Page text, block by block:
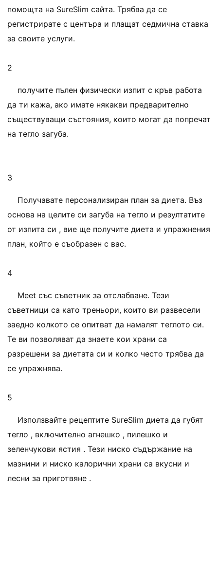
помощта на SureSlim сайта. Трябва да се
регистрирате с центъра и плащат седмична ставка
за своите услуги.
2
получите пълен физически изпит с кръв работа
да ти кажа, ако имате някакви предварително
съществуващи състояния, които могат да попречат
на тегло загуба.
3
Получавате персонализиран план за диета. Въз
основа на целите си загуба на тегло и резултатите
от изпита си , вие ще получите диета и упражнения
план, който е съобразен с вас.
4
Meet със съветник за отслабване. Тези
съветници са като треньори, които ви развесели
заедно колкото се опитват да намалят теглото си.
Те ви позволяват да знаете кои храни са
разрешени за диетата си и колко често трябва да
се упражнява.
5
Използвайте рецептите SureSlim диета да губят
тегло , включително агнешко , пилешко и
зеленчукови ястия . Тези ниско съдържание на
мазнини и ниско калорични храни са вкусни и
лесни за приготвяне .